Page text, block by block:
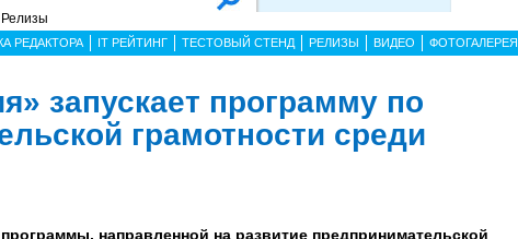
РЕДАКТОРА IT РЕЙТИНГ ТЕСТОВЫЙ СТЕНД РЕЛИЗЫ ВИДЕО ФОТОГАЛЕРЕЯ
запускает программу по
грамотности среди
направленной на развитие предпринимательской